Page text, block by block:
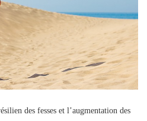
des fesses et l’augmentation des